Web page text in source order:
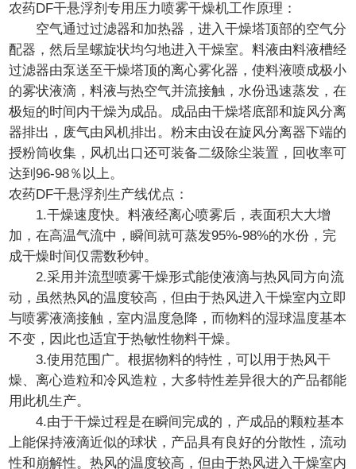
农药DF干悬浮剂专用压力喷雾干燥机工作原理：
空气通过过滤器和加热器，进入干燥塔顶部的空气分
配器，然后呈螺旋状均匀地进入干燥室。料液由料液槽经
过滤器由泵送至干燥塔顶的离心雾化器，使料液喷成极小
的雾状液滴，料液与热空气并流接触，水份迅速蒸发，在
极短的时间内干燥为成品。成品由干燥塔底部和旋风分离
器排出，废气由风机排出。粉末由设在旋风分离器下端的
授粉筒收集，风机出口还可装备二级除尘装置，回收率可
达到96-98％以上。
农药DF干悬浮剂生产线优点：
1.干燥速度快。料液经离心喷雾后，表面积大大增
加，在高温气流中，瞬间就可蒸发95%-98%的水份，完
成干燥时间仅需数秒钟。
2.采用并流型喷雾干燥形式能使液滴与热风同方向流
动，虽然热风的温度较高，但由于热风进入干燥室内立即
与喷雾液滴接触，室内温度急降，而物料的湿球温度基本
不变，因此也适宜于热敏性物料干燥。
3.使用范围广。根据物料的特性，可以用于热风干
燥、离心造粒和冷风造粒，大多特性差异很大的产品都能
用此机生产。
4.由于干燥过程是在瞬间完成的，产成品的颗粒基本
上能保持液滴近似的球状，产品具有良好的分散性，流动
性和崩解性。热风的温度较高，但由于热风进入干燥室内